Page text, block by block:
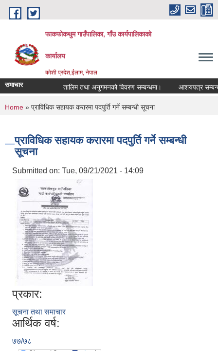
Skip to main content
फाकफोकथुम गाउँपालिका, गाँउ कार्यपालिकाको
कार्यालय
कोशी प्रदेश,ईलाम, नेपाल
समाचार तालिम तथा अनुगमनको विवरण सम्बन्धमा। आशयपत्र सम्बन्धी
You are here
Home » प्राविधिक सहायक करारमा पदपुर्ति गर्ने सम्बन्धी सूचना
प्राविधिक सहायक करारमा पदपुर्ति गर्ने सम्बन्धी
सूचना
Submitted on: Tue, 09/21/2021 - 14:09
प्रकार:
सूचना तथा समाचार
आर्थिक वर्ष:
७७/७८